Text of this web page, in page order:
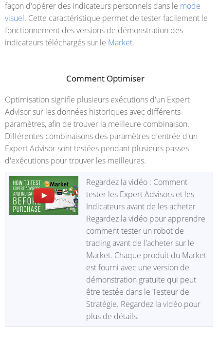
façon d'opérer des indicateurs personnels dans le mode
visuel. Cette caractéristique permet de tester facilement le
fonctionnement des versions de démonstration des
indicateurs téléchargés sur le Market.
Comment Optimiser
Optimisation signifie plusieurs exécutions d'un Expert
Advisor sur les données historiques avec différents
paramètres, afin de trouver la meilleure combinaison.
Différentes combinaisons des paramètres d'entrée d'un
Expert Advisor sont testées pendant plusieurs passes
d'exécutions pour trouver les meilleures.
Regardez la vidéo : Comment
tester les Expert Advisors et les
Indicateurs avant de les acheter
Regardez la vidéo pour apprendre
comment tester un robot de
trading avant de l'acheter sur le
Market. Chaque produit du Market
est fourni avec une version de
démonstration gratuite qui peut
être testée dans le Testeur de
Stratégie. Regardez la vidéo pour
plus de détails.